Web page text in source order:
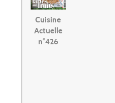
Cuisine
Actuelle
n°426